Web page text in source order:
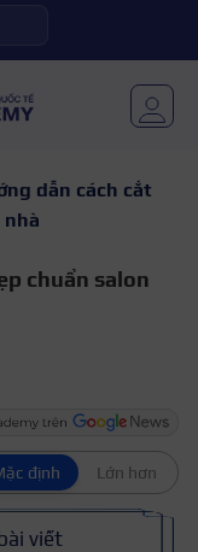
dẫn cách cắt
chuẩn salon
định Lớn hơn
viết